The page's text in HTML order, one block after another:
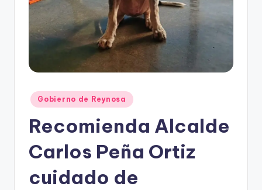
Publicado
en
Gobierno de Reynosa
Recomienda Alcalde
Carlos Peña Ortiz
cuidado de